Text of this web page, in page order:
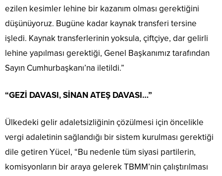
ezilen kesimler lehine bir kazanım olması gerektiğini
düşünüyoruz. Bugüne kadar kaynak transferi tersine
işledi. Kaynak transferlerinin yoksula, çiftçiye, dar gelirli
lehine yapılması gerektiği, Genel Başkanımız tarafından
Sayın Cumhurbaşkanı’na iletildi.”
“GEZİ DAVASI, SİNAN ATEŞ DAVASI…”
Ülkedeki gelir adaletsizliğinin çözülmesi için öncelikle
vergi adaletinin sağlandığı bir sistem kurulması gerektiği
dile getiren Yücel, “Bu nedenle tüm siyasi partilerin,
komisyonların bir araya gelerek TBMM’nin çalıştırılması